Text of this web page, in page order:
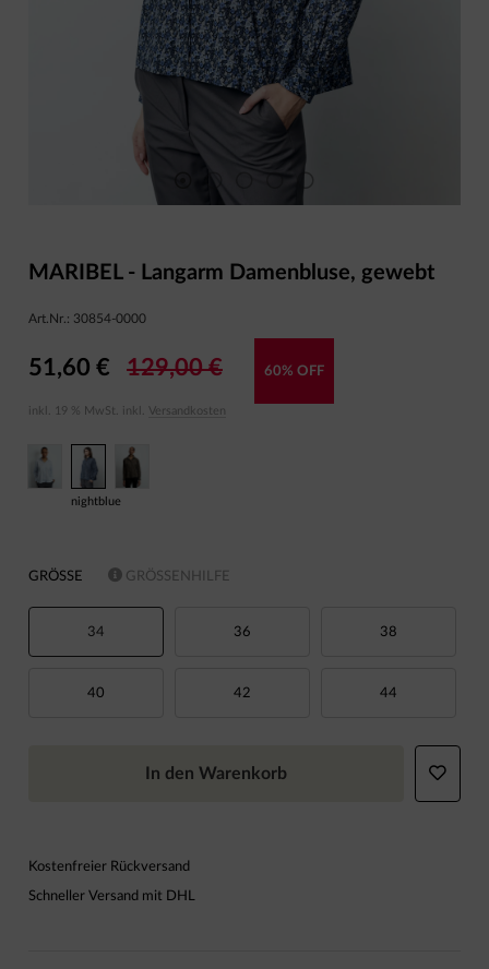
MARIBEL - Langarm Damenbluse, gewebt
Art.Nr.: 30854-0000
51,60 € 129,00 € 60% OFF
inkl. 19 % MwSt. inkl. Versandkosten
nightblue
GRÖSSE GRÖSSENHILFE
34 36 38
40 42 44
In den Warenkorb
Kostenfreier Rückversand
Schneller Versand mit DHL